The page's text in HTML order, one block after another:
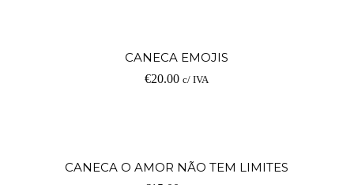
CANECA EMOJIS
€20.00 c/ IVA
CANECA O AMOR NÃO TEM LIMITES